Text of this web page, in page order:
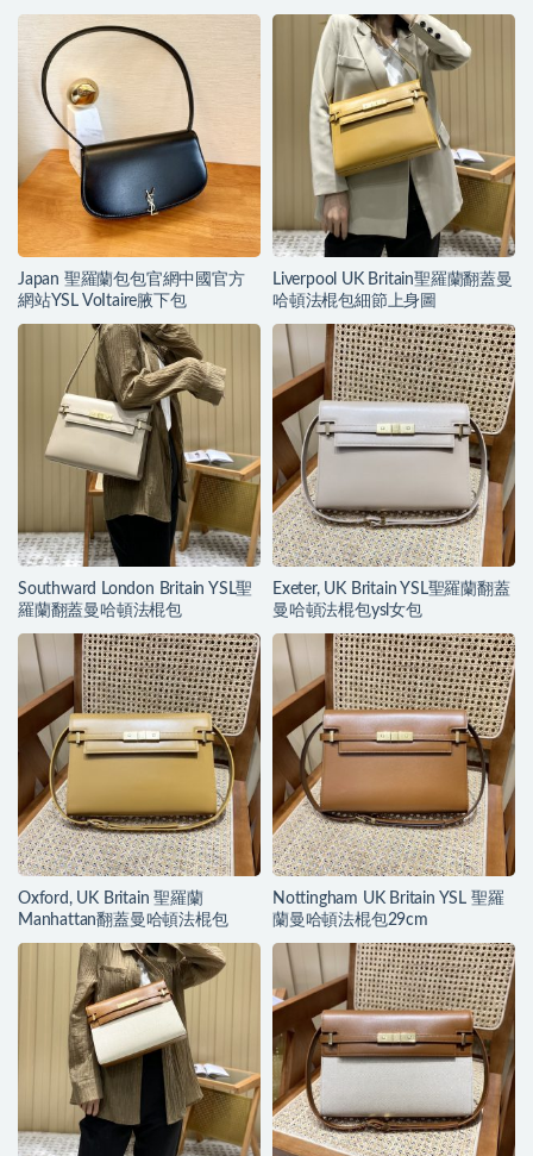
Japan 聖羅蘭包包官網中國官方
網站YSL VoItaire腋下包
Liverpool UK Britain聖羅蘭翻蓋曼
哈頓法棍包細節上身圖
Southward London Britain YSL聖
羅蘭翻蓋曼哈頓法棍包
Exeter, UK Britain YSL聖羅蘭翻蓋
曼哈頓法棍包ysl女包
Oxford, UK Britain 聖羅蘭
Manhattan翻蓋曼哈頓法棍包
Nottingham UK Britain YSL 聖羅
蘭曼哈頓法棍包29cm